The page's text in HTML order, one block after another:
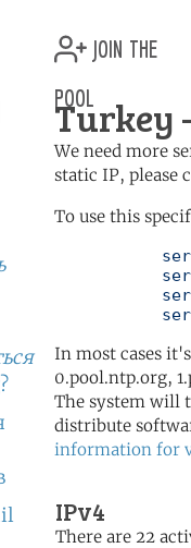
join the
pool
Turkey
We need more
static IP, please
To use this
In most cases
0.pool.ntp.org,
The system will
distribute
information for
IPv4
There are 22